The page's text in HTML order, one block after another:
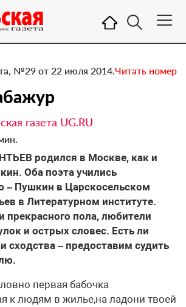
№29 от 22 июля 2014.Читать номер
газета UG.RU
родился в Москве, как и
Оба поэта учились
– Пушкин в Царскосельском
в Литературном институте.
прекрасного пола, любители
и острых словес. Есть ли
сходства – предоставим судить
первая бабочка
к людям в жилье,на ладони твоей